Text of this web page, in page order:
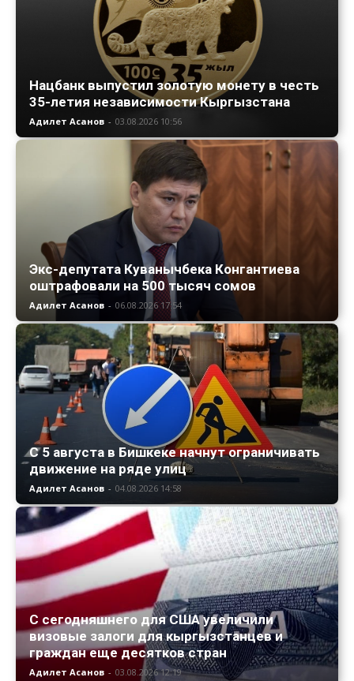
Нацбанк выпустил золотую монету в честь
35-летия независимости Кыргызстана
Адилет Асанов - 03.08.2026 10:56
Экс-депутата Куванычбека Конгантиева
оштрафовали на 500 тысяч сомов
Адилет Асанов - 06.08.2026 17:54
С 5 августа в Бишкеке начнут ограничивать
движение на ряде улиц
Адилет Асанов - 04.08.2026 14:58
С сегодняшнего для США увеличили
визовые залоги для кыргызстанцев и
граждан еще десятков стран
Адилет Асанов - 03.08.2026 12:19